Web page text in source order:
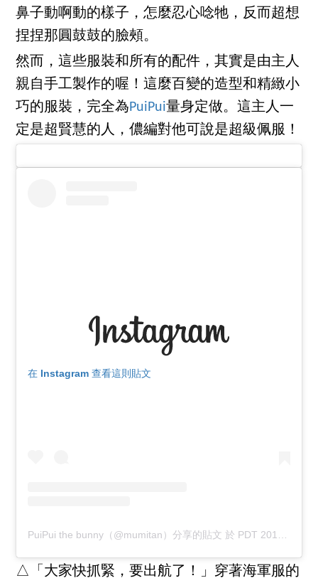
鼻子動啊動的樣子，怎麼忍心唸牠，反而超想
捏捏那圓鼓鼓的臉頰。
然而，這些服裝和所有的配件，其實是由主人
親自手工製作的喔！這麼百變的造型和精緻小
巧的服裝，完全為 PuiPui量身定做。這主人一
定是超賢慧的人，儂編對他可說是超級佩服！
在 Instagram 查看這則貼文
PuiPui the bunny（@mumitan）分享的貼文 於 PDT 2018 年 9月 月 10 日 上午 8:24
△「大家快抓緊，要出航了！」穿著海軍服的